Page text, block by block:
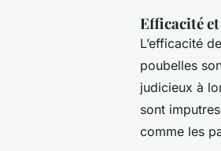
Efficacité
L’efficacité
poubelles
judicieux à
sont
comme les